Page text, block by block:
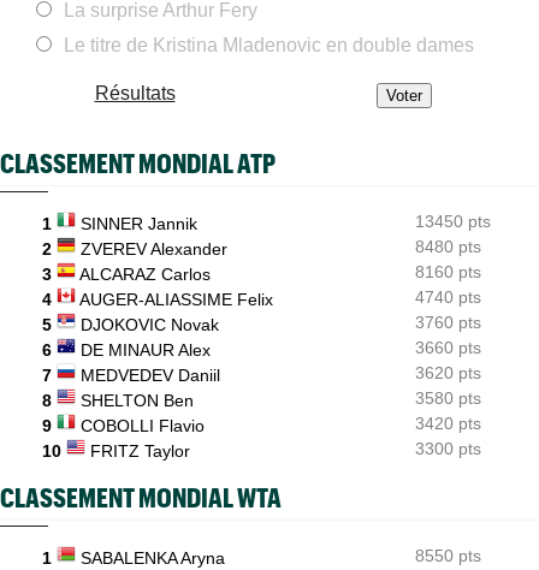
US Open
Elsa Jacquemot n’aura finalement pas à passer par les
qualifications
ATP - Montréal
Combien gagnent les joueurs au Masters 1000 de Montréal ?
Holger Rune espéré à Cincinnati, mais sa mère sème le doute...
Bonzi proche du tableau, Gea, Draper et Wawrinka en qualifs
La surprise Arthur Fery
Le titre de Kristina Mladenovic en double dames
Résultats
CLASSEMENT MONDIAL ATP
1 SINNER Jannik
13450 pts
2
ZVEREV Alexander
8480 pts
3
ALCARAZ Carlos
8160 pts
4
AUGER-ALIASSIME Felix
4740 pts
5
DJOKOVIC Novak
3760 pts
6
DE MINAUR Alex
3660 pts
7
MEDVEDEV Daniil
3620 pts
8
SHELTON Ben
3580 pts
9
COBOLLI Flavio
3420 pts
10
FRITZ Taylor 3300 pts
CLASSEMENT MONDIAL WTA
1 SABALENKA Aryna
8550 pts